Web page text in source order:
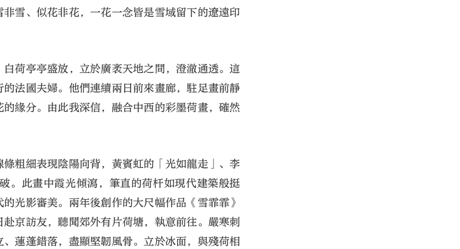
雪、似花非花，一花一念皆是雪域留下的遼遠印
荷亭亭盛放，立於廣袤天地之間，澄澈通透。這
法國夫婦。他們連續兩日前來畫廊，駐足畫前靜
緣分。由此我深信，融合中西的彩墨荷畫，確然
粗細表現陰陽向背，黃賓虹的「光如龍走」、李
。此畫中霞光傾瀉，筆直的荷杆如現代建築般挺
光影審美。兩年後創作的大尺幅作品《雪霏霏》
京訪友，聽聞郊外有片荷塘，執意前往。嚴寒刺
蓮蓬錯落，盡顯堅韌風骨。立於冰面，與殘荷相